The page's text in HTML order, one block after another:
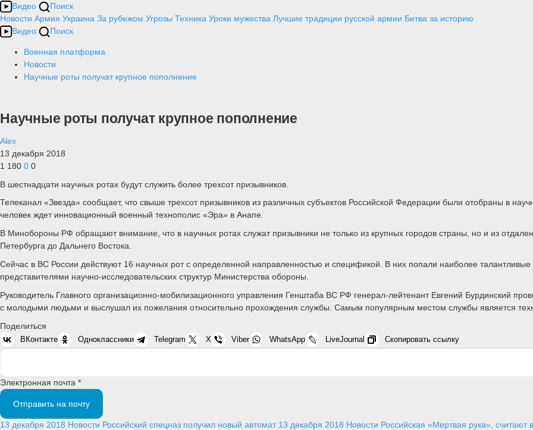
Видео
Поиск
Новости Армия Украина За рубежом Угрозы Техника Уроки мужества Лучшие традиции русской армии Битва за историю
Видео
Поиск
Военная платформа
Новости
Научные роты получат крупное пополнение
Научные роты получат крупное пополнение
Alex
13 декабря 2018
1 180 0 0
В шестнадцати научных ротах будут служить более трехсот призывников.
Телеканал «Звезда» сообщает, что свыше трехсот призывников из различных субъектов Российской Федерации были отобраны в
человек ждет инновационный военный технополис «Эра» в Анапе.
В Минобороны РФ обращают внимание, что в научных ротах служат призывники не только из крупных городов страны, но и из
Петербурга до Дальнего Востока.
Сейчас в ВС России действуют 16 научных рот с определенной направленностью и спецификой. В них попали наиболее
представителями научно-исследовательских структур Министерства обороны.
Руководитель Главного организационно-мобилизационного управления Генштаба ВС РФ генерал-лейтенант Евгений Бурдинский
с молодыми людьми и выслушал их пожелания относительно прохождения службы. Самым популярным местом службы является
Поделиться
ВКонтакте Одноклассники Telegram X Viber WhatsApp LiveJournal Скопировать ссылку
Электронная почта *
Отправить на почту
13 декабря 2018 Новости Российский спецназ получил новый автомат 13 декабря 2018 Новости Российская «Мертвая рука»,